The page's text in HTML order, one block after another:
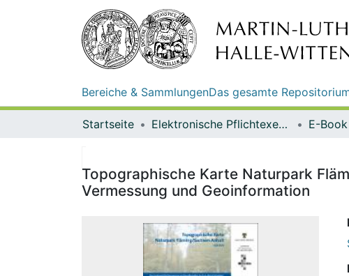
Bereiche & SammlungenDas gesamte
Startseite Elektronische Pflichtexemplare E-Book
Topographische Karte Naturpark
Vermessung und Geoinformation